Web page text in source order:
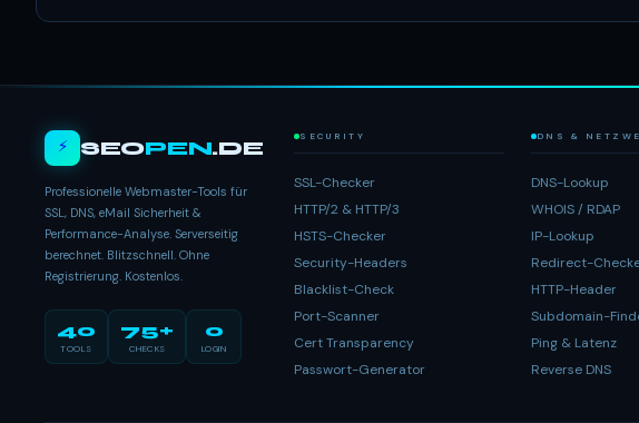
⚡ SEOPEN.DE
Professionelle Webmaster-Tools für
SSL, DNS, eMail Sicherheit &
Performance-Analyse. Serverseitig
berechnet. Blitzschnell. Ohne
Registrierung. Kostenlos.
40
TOOLS
75+
CHECKS
0
LOGIN
SECURITY
SSL-Checker
HTTP/2 & HTTP/3
HSTS-Checker
Security-Headers
Blacklist-Check
Port-Scanner
Cert Transparency
Passwort-Generator
DNS &
DNS-Lookup
WHOIS / RDAP
IP-Lookup
Redirect-
HTTP-Header
Subdomain-
Ping & Latenz
Reverse DNS